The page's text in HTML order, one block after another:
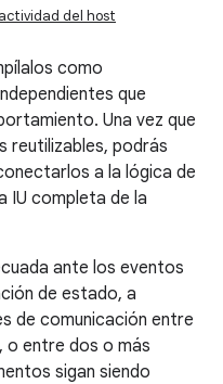
del host
como
que
Una vez que
reutilizables, podrás
a la lógica de
IU completa de la
ante los eventos
de estado, a
de comunicación entre
o entre dos o más
sigan siendo